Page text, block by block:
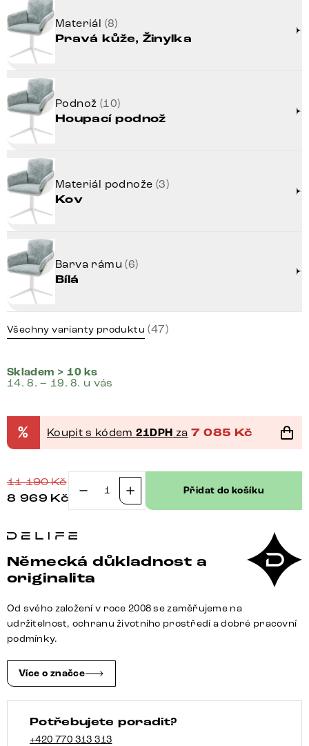
Materiál (8)
Pravá kůže, Žinylka
Podnož (10)
Houpací podnož
Materiál podnože (3)
Kov
Barva rámu(6)
Bílá
Všechny varianty produktu (47)
Skladem > 10 ks
14. 8. – 19. 8. u vás
% Koupit s kódem 21DPH za 7 085 Kč
11 190Kč
8 969 Kč
Luan-
s
područkami
kombinace
materiálů
bílá
pastelově
modrá
bílá
podnož
Přidat do košíku
Německá důkladnost a
originalita
Od svého založení v roce 2008 se zaměřujeme na
udržitelnost, ochranu životního prostředí a dobré pracovní
podmínky.
Více o značce
Potřebujete poradit?
+420 770 313 313